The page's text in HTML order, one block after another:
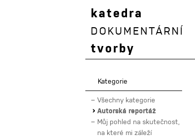
katedra
DOKUMENTÁRNÍ
tvorby
Kategorie
Všechny kategorie
Autorská reportáž
Můj pohled na skutečnost,
na které mi záleží